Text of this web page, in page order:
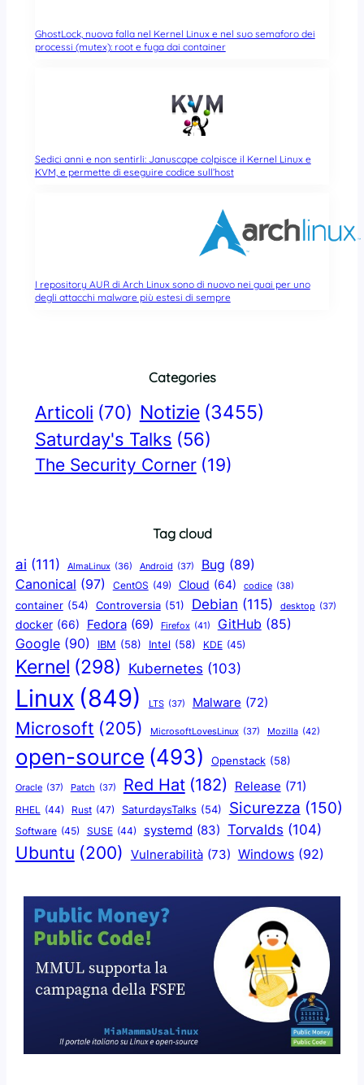
GhostLock, nuova falla nel Kernel Linux e nel suo semaforo dei
processi (mutex): root e fuga dai container
Sedici anni e non sentirli: Januscape colpisce il Kernel Linux e
KVM, e permette di eseguire codice sull’host
I repository AUR di Arch Linux sono di nuovo nei guai per uno
degli attacchi malware più estesi di sempre
Categories
Articoli (70) Notizie (3455)
Saturday's Talks (56)
The Security Corner (19)
Tag cloud
ai (111) AlmaLinux (36) Android (37) Bug (89)
Canonical (97) CentOS (49) Cloud (64) codice (38)
container (54) Controversia (51) Debian (115) desktop (37)
docker (66) Fedora (69) Firefox (41) GitHub (85)
Google (90) IBM (58) Intel (58) KDE (45)
Kernel (298) Kubernetes (103)
Linux (849) LTS (37) Malware (72)
Microsoft (205) MicrosoftLovesLinux (37) Mozilla (42)
open-source (493) Openstack (58)
Oracle (37) Patch (37) Red Hat (182) Release (71)
RHEL (44) Rust (47) SaturdaysTalks (54) Sicurezza (150)
Software (45) SUSE (44) systemd (83) Torvalds (104)
Ubuntu (200) Vulnerabilità (73) Windows (92)